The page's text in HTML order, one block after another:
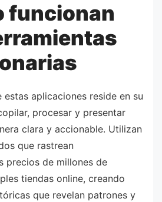
funcionan
estas aplicaciones reside en su
procesar y presentar
clara y accionable. Utilizan
que rastrean
precios de millones de
tiendas online, creando
que revelan patrones y